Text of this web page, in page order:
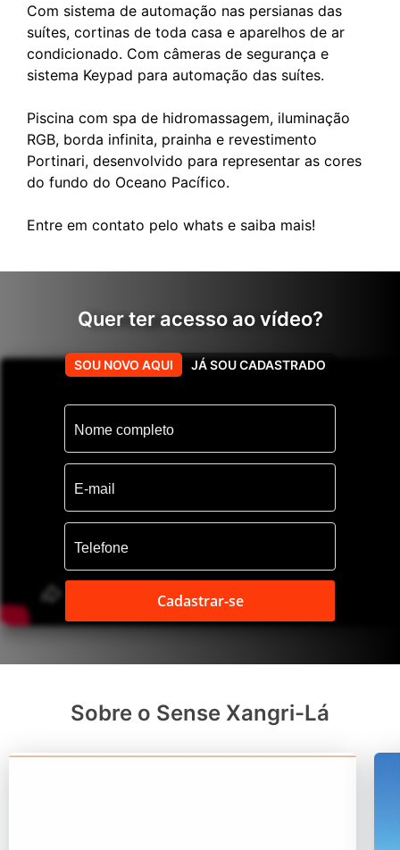
Com sistema de automação nas persianas das
suítes, cortinas de toda casa e aparelhos de ar
condicionado. Com câmeras de segurança e
sistema Keypad para automação das suítes.
Piscina com spa de hidromassagem, iluminação
RGB, borda infinita, prainha e revestimento
Portinari, desenvolvido para representar as cores
do fundo do Oceano Pacífico.
Quer ter acesso ao vídeo?
SOU NOVO AQUI JÁ SOU CADASTRADO
Cadastrar-se
Conheça mais esse imóvel
Sobre o Sense Xangri-Lá